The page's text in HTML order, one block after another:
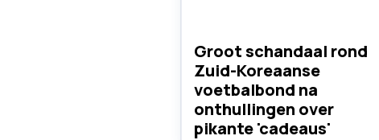
Groot schandaal rond
Zuid-Koreaanse
voetbalbond na
onthullingen over
pikante 'cadeaus'